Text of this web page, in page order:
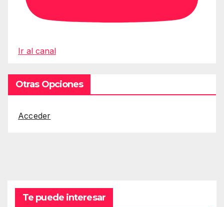
Ir al canal
Otras Opciones
Acceder
Te puede interesar